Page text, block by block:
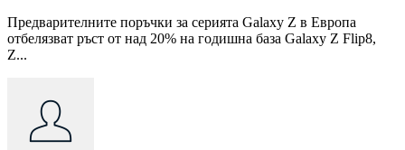
Предварителните поръчки за серията Galaxy Z в Европа
отбелязват ръст от над 20% на годишна база Galaxy Z Flip8,
Z...